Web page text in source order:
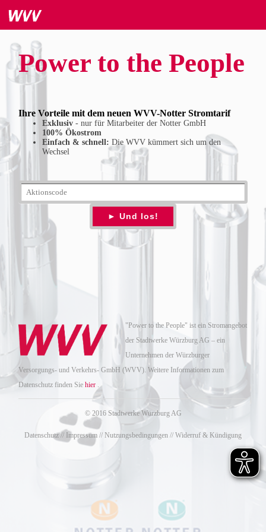
Power to the People
Ihre Vorteile mit dem neuen WVV-Notter Stromtarif
Exklusiv - nur für Mitarbeiter der Notter GmbH
100% Ökostrom
Einfach & schnell: Die WVV kümmert sich um den
Wechsel
"Power to the People" ist ein Stromangebot
der Stadtwerke Würzburg AG – ein
Unternehmen der Würzburger
Versorgungs- und Verkehrs- GmbH (WVV). Weitere Informationen zum
Datenschutz finden Siehier .
© 2016 Stadtwerke Würzburg AG
Datenschutz// Impressum // Nutzungsbedingungen // Widerruf & Kündigung